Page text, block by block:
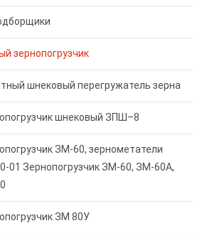
зернопогрузчик
шнековый перегружатель зерна
шнековый ЗПШ–8
ЗМ-60, зернометатели
01 Зернопогрузчик ЗМ-60, ЗМ-60А,
ЗМ 80У